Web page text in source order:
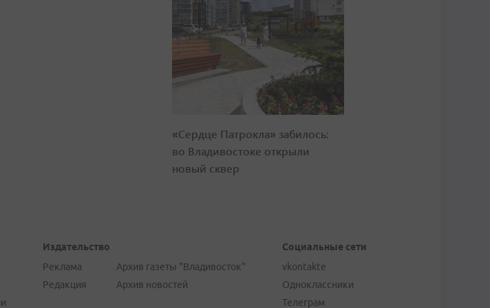
«Сердце Патрокла» забилось:
во Владивостоке открыли
новый сквер
Издательство
Реклама
Редакция
Архив газеты "Владивосток"
Архив новостей
Социальные сети
vkontakte
Одноклассники
Телеграм